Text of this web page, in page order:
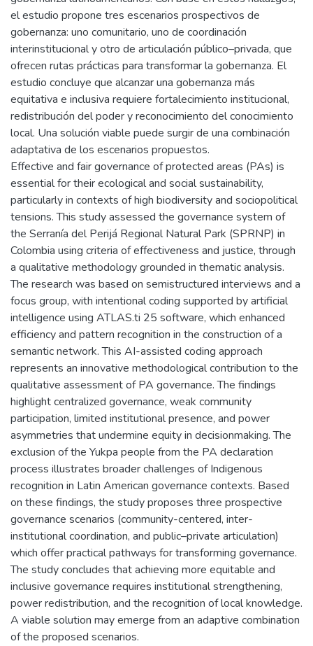
el estudio propone tres escenarios prospectivos de
gobernanza: uno comunitario, uno de coordinación
interinstitucional y otro de articulación público–privada, que
ofrecen rutas prácticas para transformar la gobernanza. El
estudio concluye que alcanzar una gobernanza más
equitativa e inclusiva requiere fortalecimiento institucional,
redistribución del poder y reconocimiento del conocimiento
local. Una solución viable puede surgir de una combinación
adaptativa de los escenarios propuestos.
Effective and fair governance of protected areas (PAs) is
essential for their ecological and social sustainability,
particularly in contexts of high biodiversity and sociopolitical
tensions. This study assessed the governance system of
the Serranía del Perijá Regional Natural Park (SPRNP) in
Colombia using criteria of effectiveness and justice, through
a qualitative methodology grounded in thematic analysis.
The research was based on semistructured interviews and a
focus group, with intentional coding supported by artificial
intelligence using ATLAS.ti 25 software, which enhanced
efficiency and pattern recognition in the construction of a
semantic network. This AI-assisted coding approach
represents an innovative methodological contribution to the
qualitative assessment of PA governance. The findings
highlight centralized governance, weak community
participation, limited institutional presence, and power
asymmetries that undermine equity in decisionmaking. The
exclusion of the Yukpa people from the PA declaration
process illustrates broader challenges of Indigenous
recognition in Latin American governance contexts. Based
on these findings, the study proposes three prospective
governance scenarios (community-centered, inter-
institutional coordination, and public–private articulation)
which offer practical pathways for transforming governance.
The study concludes that achieving more equitable and
inclusive governance requires institutional strengthening,
power redistribution, and the recognition of local knowledge.
A viable solution may emerge from an adaptive combination
of the proposed scenarios.